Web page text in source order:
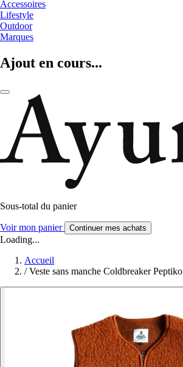
Accessoires
Lifestyle
Outdoor
Marques
Ajout en cours...
Sous-total du panier
Voir mon panier Continuer mes achats
Loading...
Accueil
/ Veste sans manche Coldbreaker Peptiko